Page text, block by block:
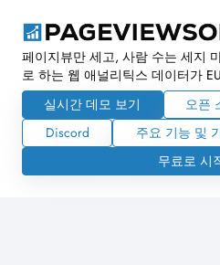
페이지뷰만 세고, 사람 수는 세지
로 하는 웹 애널리틱스 데이터가
실시간 데모 보기
오픈
Discord
주요 기능 및
무료로 시